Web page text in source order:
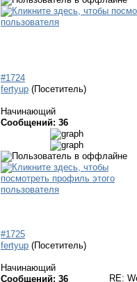
#1724
fertyup (Посетитель)
Начинающий
Сообщений: 36
#1725
fertyup (Посетитель)
Начинающий
Сообщений: 36
RE: